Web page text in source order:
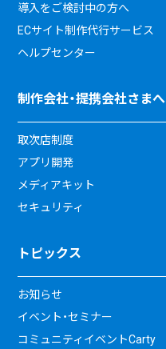
導入をご検討中の方へ
ECサイト制作代行サービス
ヘルプセンター
制作会社・提携会社さまへ
取次店制度
アプリ開発
メディアキット
セキュリティ
トピックス
お知らせ
イベント・セミナー
コミュニティイベントCarty